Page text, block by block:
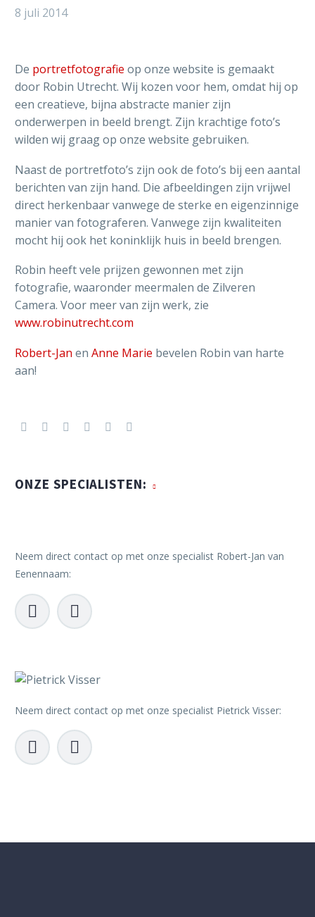
8 juli 2014
De portretfotografie op onze website is gemaakt
door Robin Utrecht. Wij kozen voor hem, omdat hij op
een creatieve, bijna abstracte manier zijn
onderwerpen in beeld brengt. Zijn krachtige foto’s
wilden wij graag op onze website gebruiken.
Naast de portretfoto’s zijn ook de foto’s bij een aantal
berichten van zijn hand. Die afbeeldingen zijn vrijwel
direct herkenbaar vanwege de sterke en eigenzinnige
manier van fotograferen. Vanwege zijn kwaliteiten
mocht hij ook het koninklijk huis in beeld brengen.
Robin heeft vele prijzen gewonnen met zijn
fotografie, waaronder meermalen de Zilveren
Camera. Voor meer van zijn werk, zie
www.robinutrecht.com
Robert-Jan en Anne Marie bevelen Robin van harte
aan!
ONZE SPECIALISTEN:
Neem direct contact op met onze specialist Robert-Jan van
Eenennaam:

 

Neem direct contact op met onze specialist Pietrick Visser:

 
